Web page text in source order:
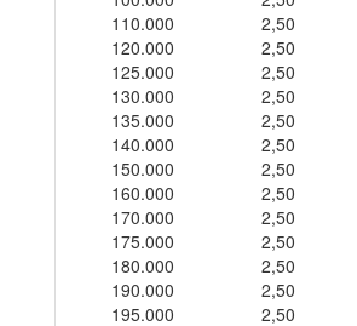
110.000
2,50
120.000
2,50
125.000
2,50
130.000
2,50
135.000
2,50
140.000
2,50
150.000
2,50
160.000
2,50
170.000
2,50
175.000
2,50
180.000
2,50
190.000
2,50
195.000
2,50